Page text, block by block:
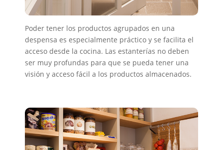
Poder tener los productos agrupados en una
despensa es especialmente práctico y se facilita el
acceso desde la cocina. Las estanterías no deben
ser muy profundas para que se pueda tener una
visión y acceso fácil a los productos almacenados.